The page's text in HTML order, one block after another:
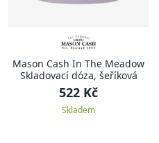
Mason Cash In The Meadow
Skladovací dóza, šeříková
522 Kč
Skladem